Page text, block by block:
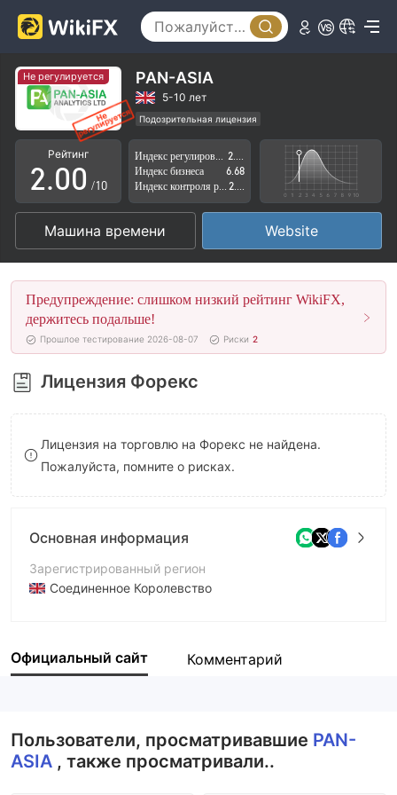
Не регулируется PAN-ASIA
5-10 лет
Подозрительная лицензия
Регион деятельности подозрителен
Высокие потенциальные риски
Рейтинг
0
1
2
3
4
5
6
7
8
9
.0
1
2
3
4
5
6
7
8
9
0
1
2
3
4
5
6
7
8
9
/10
Индекс бизнеса
6.68
Машина времени Website
Предупреждение: слишком низкий рейтинг WikiFX,
держитесь подальше!
Прошлое тестирование 2026-08-07 Риски 2
Лицензия Форекс
Лицензия на торговлю на Форекс не найдена.
Пожалуйста, помните о рисках.
Основная информация
Зарегистрированный регион
Соединенное Королевство
Компания
Официальный сайт Комментарий
Пользователи, просматривавшие PAN-
ASIA , также просматривали..